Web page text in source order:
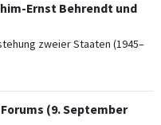
Ernst Behrendt und
zweier Staaten (1945–
(9. September